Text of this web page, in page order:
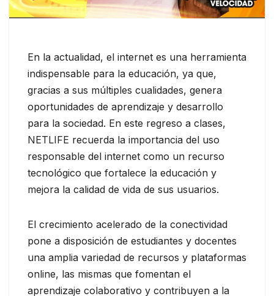
En la actualidad, el internet es una herramienta
indispensable para la educación, ya que,
gracias a sus múltiples cualidades, genera
oportunidades de aprendizaje y desarrollo
para la sociedad. En este regreso a clases,
NETLIFE recuerda la importancia del uso
responsable del internet como un recurso
tecnológico que fortalece la educación y
mejora la calidad de vida de sus usuarios.
El crecimiento acelerado de la conectividad
pone a disposición de estudiantes y docentes
una amplia variedad de recursos y plataformas
online, las mismas que fomentan el
aprendizaje colaborativo y contribuyen a la